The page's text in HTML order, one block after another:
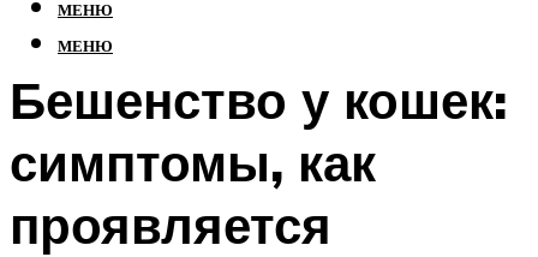
МЕНЮ
МЕНЮ
Бешенство у кошек:
симптомы, как
проявляется